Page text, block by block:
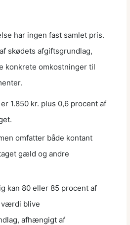
har ingen fast samlet pris.
skødets afgiftsgrundlag,
konkrete omkostninger til
1.850 kr. plus 0,6 procent af
omfatter både kontant
gæld og andre
kan 80 eller 85 procent af
blive
afhængigt af